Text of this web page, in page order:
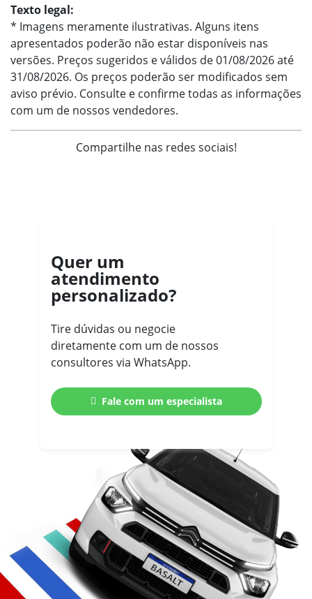
Texto legal:
* Imagens meramente ilustrativas. Alguns itens
apresentados poderão não estar disponíveis nas
versões. Preços sugeridos e válidos de 01/08/2026 até
31/08/2026. Os preços poderão ser modificados sem
aviso prévio. Consulte e confirme todas as informações
com um de nossos vendedores.
Compartilhe nas redes sociais!
Quer um
atendimento
personalizado?
Tire dúvidas ou negocie
diretamente com um de nossos
consultores via WhatsApp.
Fale com um especialista